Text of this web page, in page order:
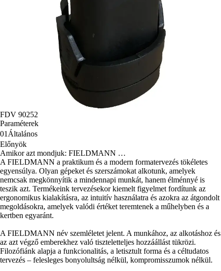
FDV 90252
Paraméterek
01 Általános
Előnyök
Amikor azt mondjuk: FIELDMANN …
A FIELDMANN a praktikum és a modern formatervezés tökéletes
egyensúlya. Olyan gépeket és szerszámokat alkotunk, amelyek
nemcsak megkönnyítik a mindennapi munkát, hanem élménnyé is
teszik azt. Termékeink tervezésekor kiemelt figyelmet fordítunk az
ergonomikus kialakításra, az intuitív használatra és azokra az átgondolt
megoldásokra, amelyek valódi értéket teremtenek a műhelyben és a
kertben egyaránt.
A FIELDMANN név szemléletet jelent. A munkához, az alkotáshoz és
az azt végző emberekhez való tiszteletteljes hozzáállást tükrözi.
Filozófiánk alapja a funkcionalitás, a letisztult forma és a céltudatos
tervezés – felesleges bonyolultság nélkül, kompromisszumok nélkül.